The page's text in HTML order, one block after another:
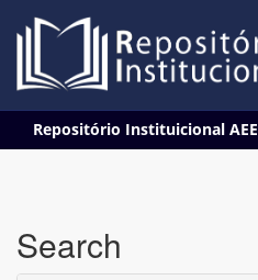
navigation
Repositório Instituicional AEE
Search